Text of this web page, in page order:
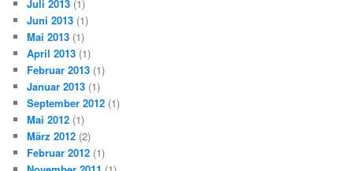
Juli 2013 (1)
Juni 2013 (1)
Mai 2013 (1)
April 2013 (1)
Februar 2013 (1)
Januar 2013 (1)
September 2012 (1)
Mai 2012 (1)
März 2012 (2)
Februar 2012 (1)